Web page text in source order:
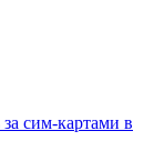
сим-картами в